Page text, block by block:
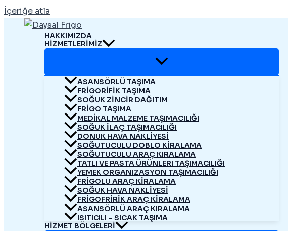
İçeriğe atla
HAKKIMIZDA
HIZMETLERIMIZ
ASANSÖRLÜ TAŞIMA
FRIGORIFIK TAŞIMA
SOĞUK ZINCIR DAĞITIM
FRİGO TAŞIMA
MEDIKAL MALZEME TAŞIMACILIĞI
SOĞUK İLAÇ TAŞIMACILIĞI
DONUK HAVA NAKLIYESI
SOĞUTUCULU DOBLO KİRALAMA
SOĞUTUCULU ARAÇ KIRALAMA
TATLI VE PASTA ÜRÜNLERI TAŞIMACILIĞI
YEMEK ORGANIZASYON TAŞIMACILIĞI
FRİGOLU ARAÇ KİRALAMA
SOĞUK HAVA NAKLİYESİ
FRİGOFRİRİK ARAÇ KİRALAMA
ASANSÖRLÜ ARAÇ KIRALAMA
ISITICILI – SICAK TAŞIMA
HIZMET BÖLGELERI